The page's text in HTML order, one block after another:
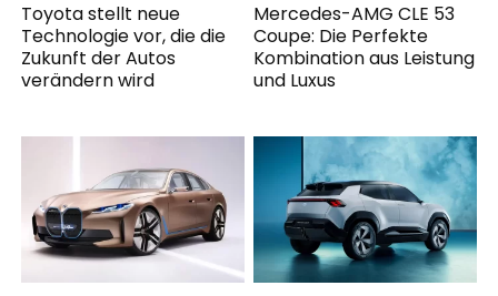
Toyota stellt neue
Technologie vor, die die
Zukunft der Autos
verändern wird
Mercedes-AMG CLE 53
Coupe: Die Perfekte
Kombination aus Leistung
und Luxus